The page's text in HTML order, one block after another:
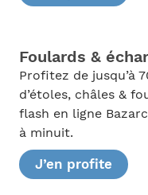
Foulards &
Profitez de jusqu’à
d’étoles, châles &
flash en ligne
à minuit.
J’en profite